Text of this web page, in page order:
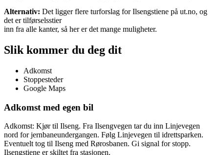
Alternativ: Det ligger flere turforslag for Ilsengstiene på ut.no, og
det er tilførselsstier
inn fra alle kanter, så her er det mange muligheter.
Slik kommer du deg dit
Adkomst
Stoppesteder
Google Maps
Adkomst med egen bil
Adkomst: Kjør til Ilseng. Fra Ilsengvegen tar du inn Linjevegen
nord for jernbaneundergangen. Følg Linjevegen til idrettsparken.
Eventuelt tog til Ilseng med Rørosbanen. Gi signal for stopp.
Ilsengstiene er skiltet fra stasjonen.